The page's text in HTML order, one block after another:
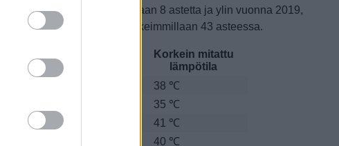
lämpötila oli matalimmillaan 8 astetta ja ylin vuonna 2019,
jolloin lämpötila kävi korkeimmillaan 43 asteessa.
Vuosi
Korkein mitattu
lämpötila
38 ℃
35 ℃
2012
10 ℃
41 ℃
40 ℃